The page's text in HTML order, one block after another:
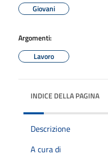
Giovani
Argomenti:
Lavoro
INDICE DELLA PAGINA
Descrizione
A cura di